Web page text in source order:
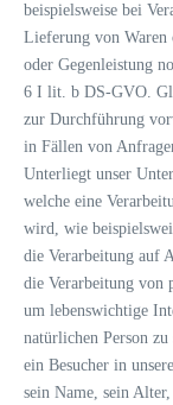
beispielsweise bei
Lieferung von Waren
oder Gegenleistung
6 I lit. b DS-GVO.
zur Durchführung
in Fällen von
Unterliegt unser
welche eine
wird, wie
die Verarbeitung auf
die Verarbeitung von
um lebenswichtige
natürlichen Person
ein Besucher in
sein Name, sein